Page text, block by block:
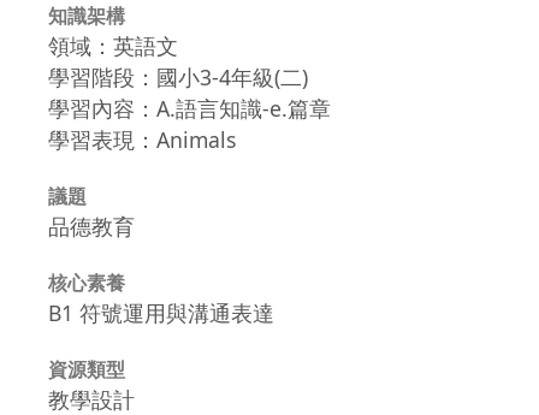
知識架構
領域：英語文
學習階段：國小3-4年級(二)
學習內容：A.語言知識-e.篇章
學習表現：Animals
議題
品德教育
核心素養
B1 符號運用與溝通表達
資源類型
教學設計